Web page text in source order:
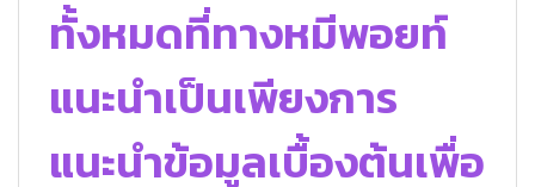
ทั้งหมดที่ทางหมีพอยท์
แนะนำเป็นเพียงการ
แนะนำข้อมูลเบื้องต้นเพื่อ